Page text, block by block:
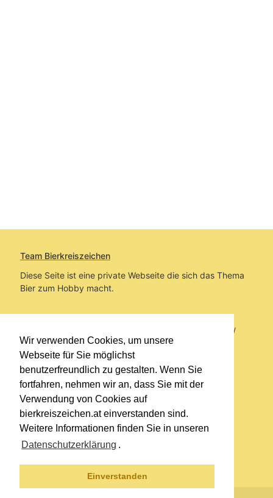
Wir verwenden Cookies, um unsere
Webseite für Sie möglichst
benutzerfreundlich zu gestalten. Wenn Sie
fortfahren, nehmen wir an, dass Sie mit der
Verwendung von Cookies auf
bierkreiszeichen.at einverstanden sind.
Weitere Informationen finden Sie in unseren
Datenschutzerklärung .
Einverstanden
Team Bierkreiszeichen
Diese Seite ist eine private Webseite die sich das Thema
Bier zum Hobby macht.
Sie befinden sich auf https://www.bierkreiszeichen.at/
im Pfad:Bierkreiszeichen/Gesammelte Biere
Erstellt: 2026-08-07
Links
Impressum
Datenschutzerklärung